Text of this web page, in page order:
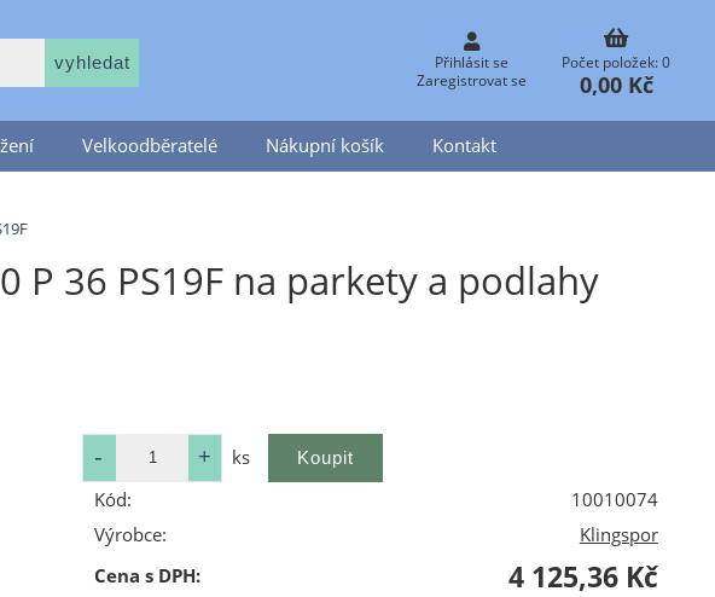
Přihlásit se
Zaregistrovat se
Počet položek: 0
0,00 Kč
Velkoodběratelé Nákupní košík Kontakt
P 36 PS19F na parkety a podlahy
ks
Kód:
10010074
Výrobce:
Klingspor
Cena s DPH:
4 125,36 Kč